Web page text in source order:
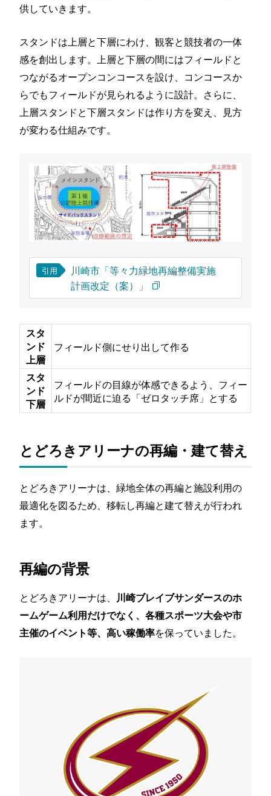
供していきます。
スタンドは上層と下層にわけ、観客と競技者の一体
感を創出します。上層と下層の間にはフィールドと
つながるオープンコンコースを設け、コンコースか
らでもフィールドが見られるように設計。さらに、
上層スタンドと下層スタンドは作り方を変え、見方
が変わる仕組みです。
引用
川崎市「等々力緑地再編整備実施
計画改定（案）」
スタ
ンド
上層
フィールド側にせり出して作る
スタ
ンド
下層
フィールドの目線が体感できるよう、フィー
ルドが間近に迫る「ゼロタッチ席」とする
とどろきアリーナの再編・建て替え
とどろきアリーナは、緑地全体の再編と施設利用の
最適化を図るため、移転し再編と建て替えが行われ
ます。
再編の背景
とどろきアリーナは、 川崎ブレイブサンダースのホ
ームゲーム利用だけでなく、各種スポーツ大会や市
主催のイベント等、高い稼働率を保っていました。